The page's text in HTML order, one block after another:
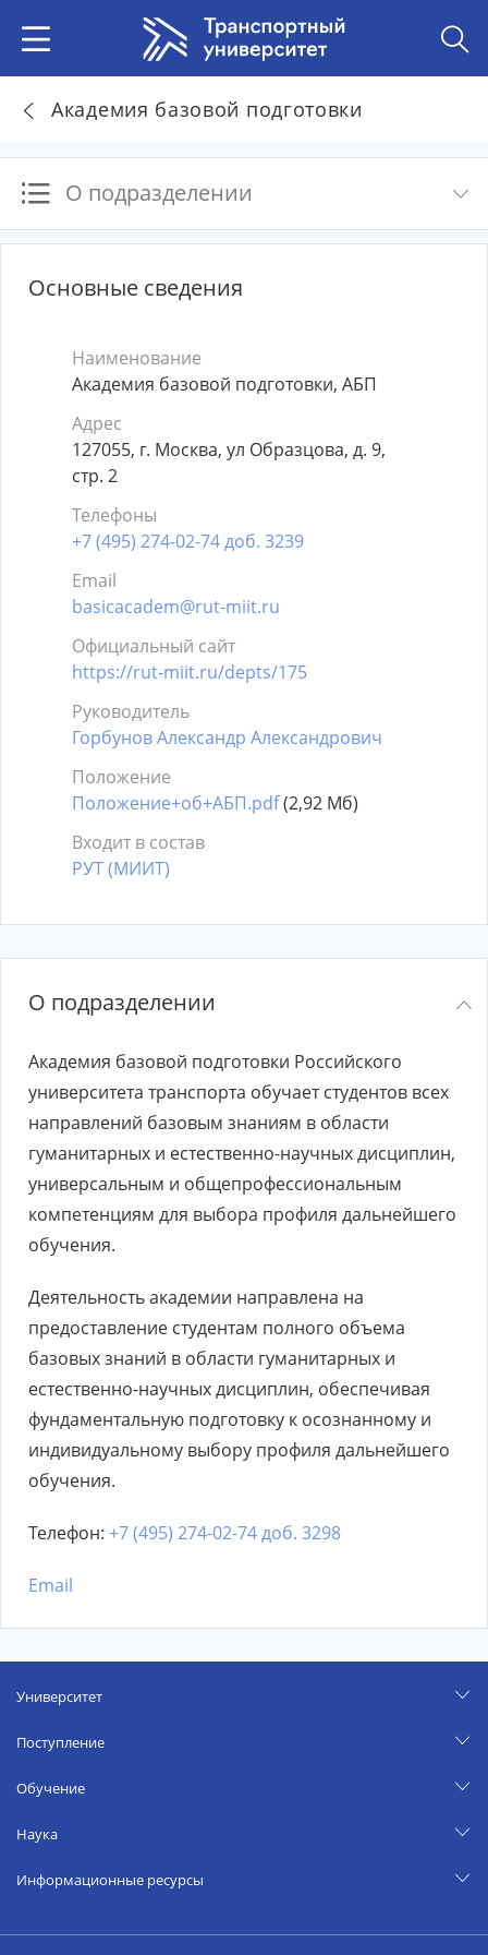
Академия базовой подготовки
О подразделении
Основные сведения
Наименование
Академия базовой подготовки, АБП
Адрес
127055, г. Москва, ул Образцова, д. 9,
стр. 2
Телефоны
+7 (495) 274-02-74 доб. 3239
Email
basicacadem@rut-miit.ru
Официальный сайт
https://rut-miit.ru/depts/175
Руководитель
Горбунов Александр Александрович
Положение
Положение+об+АБП.pdf(2,92 Мб)
Входит в состав
РУТ (МИИТ)
О подразделении
Академия базовой подготовки Российского
университета транспорта обучает студентов всех
направлений базовым знаниям в области
гуманитарных и естественно-научных дисциплин,
универсальным и общепрофессиональным
компетенциям для выбора профиля дальнейшего
обучения.
Деятельность академии направлена на
предоставление студентам полного объема
базовых знаний в области гуманитарных и
естественно-научных дисциплин, обеспечивая
фундаментальную подготовку к осознанному и
индивидуальному выбору профиля дальнейшего
обучения.
Телефон: +7 (495) 274-02-74 доб. 3298
Email
Университет
Поступление
Обучение
Наука
Информационные ресурсы